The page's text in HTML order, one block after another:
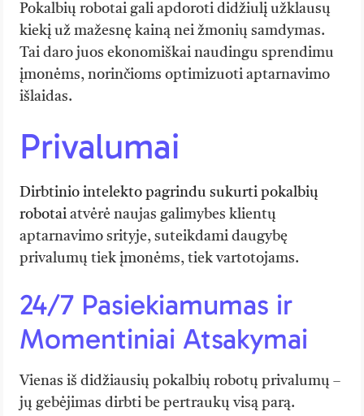
Pokalbių robotai gali apdoroti didžiulį užklausų
kiekį už mažesnę kainą nei žmonių samdymas.
Tai daro juos ekonomiškai naudingu sprendimu
įmonėms, norinčioms optimizuoti aptarnavimo
išlaidas.
Privalumai
Dirbtinio intelekto pagrindu sukurti pokalbių
robotai atvėrė naujas galimybes klientų
aptarnavimo srityje, suteikdami daugybę
privalumų tiek įmonėms, tiek vartotojams.
24/7 Pasiekiamumas ir
Momentiniai Atsakymai
Vienas iš didžiausių pokalbių robotų privalumų –
jų gebėjimas dirbti be pertraukų visą parą.